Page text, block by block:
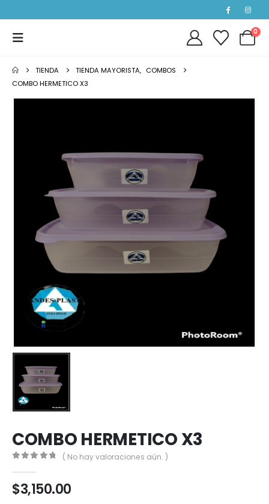
0
TIENDA TIENDA MAYORISTA, COMBOS
COMBO HERMETICO X3
COMBO HERMETICO X3
( No hay valoraciones aún. )
$3,150.00